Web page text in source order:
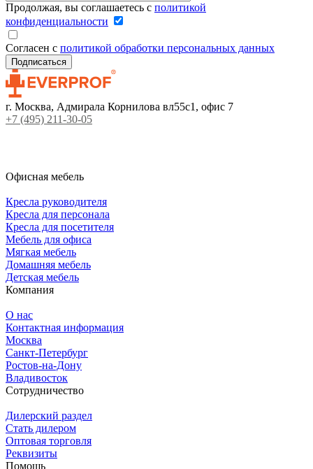
Продолжая, вы соглашаетесь с политикой
конфиденциальности
Согласен с политикой обработки персональных данных
г. Москва, Адмирала Корнилова вл55с1, офис 7
+7 (495) 211-30-05
Офисная мебель
Кресла руководителя
Кресла для персонала
Кресла для посетителя
Мебель для офиса
Мягкая мебель
Домашняя мебель
Детская мебель
Компания
О нас
Контактная информация
Москва
Санкт-Петербург
Ростов-на-Дону
Владивосток
Сотрудничество
Дилерский раздел
Стать дилером
Оптовая торговля
Реквизиты
Помощь